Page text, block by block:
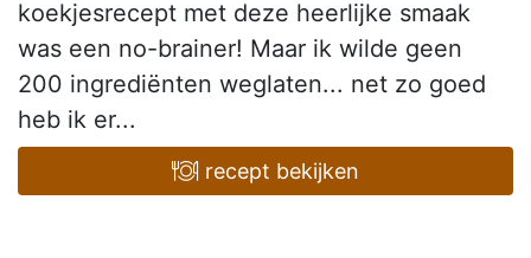
koekjesrecept met deze heerlijke smaak
was een no-brainer! Maar ik wilde geen
200 ingrediënten weglaten... net zo goed
heb ik er...
recept bekijken